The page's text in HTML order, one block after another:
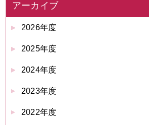
アーカイブ
2026年度
2025年度
2024年度
2023年度
2022年度